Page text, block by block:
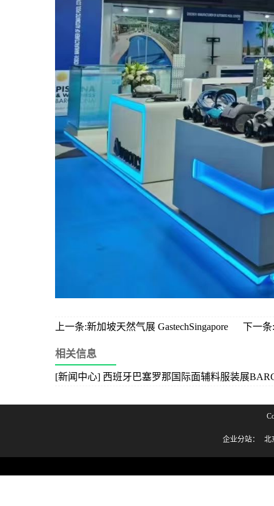
上一条:新加坡天然气展 GastechSingapore 下一条
相关信息
[新闻中心] 西班牙巴塞罗那国际面辅料服装展
企业分站： 北